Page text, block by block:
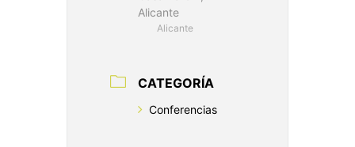
Alicante
Alicante
CATEGORÍA
Conferencias